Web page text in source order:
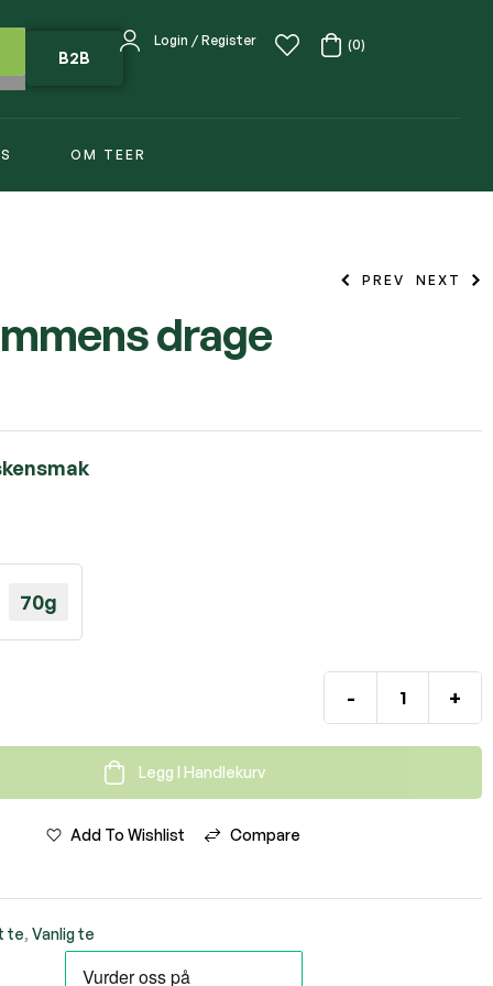
B2B
Login / Register (0)
OM TEER
PREV NEXT
drage
70g
- +
Legg I Handlekurv
Add To Wishlist Compare
te,Vanlig te